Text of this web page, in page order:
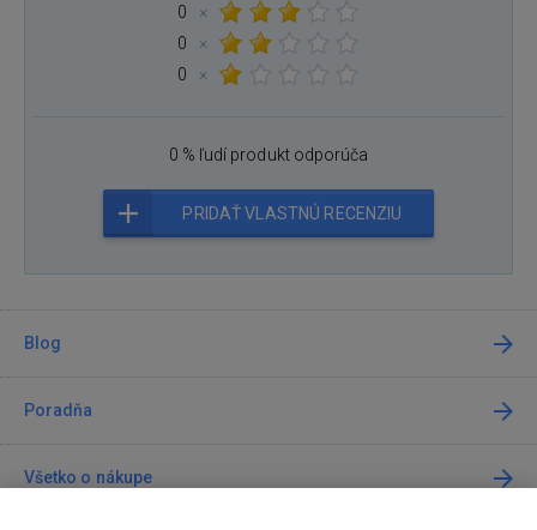
0
×
0
×
0
×
0 % ľudí produkt odporúča
PRIDAŤ VLASTNÚ RECENZIU
Blog
Poradňa
Všetko o nákupe